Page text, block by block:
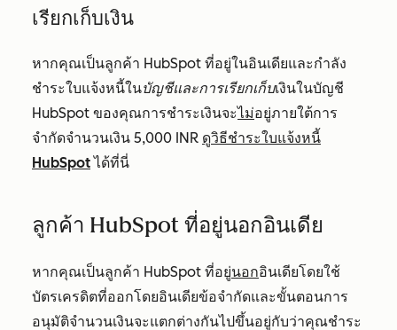
เรียกเก็บเงิน
หากคุณเป็นลูกค้า HubSpot ที่อยู่ในอินเดียและกำลัง
ชำระใบแจ้งหนี้ในบัญชีและการเรียกเก็บเงินในบัญชี
HubSpot ของคุณการชำระเงินจะไม่อยู่ภายใต้การ
จำกัดจำนวนเงิน 5,000 INR ดูวิธีชำระใบแจ้งหนี้
HubSpotได้ที่นี่
ลูกค้า HubSpot ที่อยู่นอกอินเดีย
หากคุณเป็นลูกค้า HubSpot ที่อยู่นอกอินเดียโดยใช้
บัตรเครดิตที่ออกโดยอินเดียข้อจำกัดและขั้นตอนการ
อนุมัติจำนวนเงินจะแตกต่างกันไปขึ้นอยู่กับว่าคุณชำระ